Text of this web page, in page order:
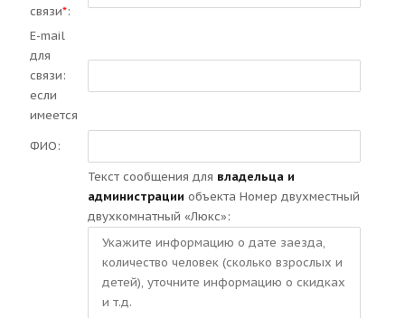
связи*:
E-mail
для
связи:
если
имеется
ФИО:
Текст сообщения для владельца и
администрации объекта Номер двухместный
двухкомнатный «Люкс»: